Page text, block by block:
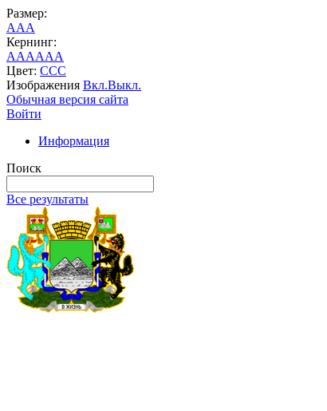
Размер:
AAA
Кернинг:
AAAAAA
Цвет: CCC
Изображения Вкл.Выкл.
Обычная версия сайта
Войти
Информация
Поиск
Все результаты